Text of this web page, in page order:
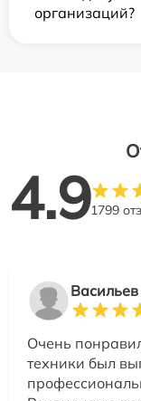
организаций?
4.91799
Очень
техники был